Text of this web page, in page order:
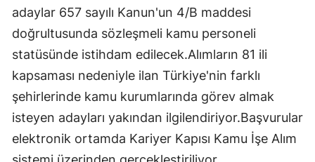
adaylar 657 sayılı Kanun'un 4/B maddesi
doğrultusunda sözleşmeli kamu personeli
statüsünde istihdam edilecek.Alımların 81 ili
kapsaması nedeniyle ilan Türkiye'nin farklı
şehirlerinde kamu kurumlarında görev almak
isteyen adayları yakından ilgilendiriyor.Başvurular
elektronik ortamda Kariyer Kapısı Kamu İşe Alım